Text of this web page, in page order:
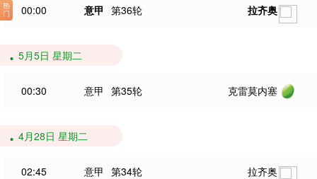
00:00 意甲 第36轮 拉齐奥
5月5日 星期二
00:30 意甲 第35轮 克雷莫内塞
4月28日 星期二
02:45 意甲 第34轮 拉齐奥